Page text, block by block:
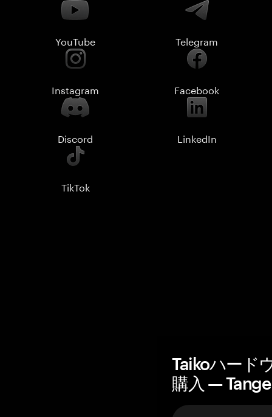
YouTube Telegram
Instagram Facebook
Discord LinkedIn
TikTok
Taikoハード
購入 —